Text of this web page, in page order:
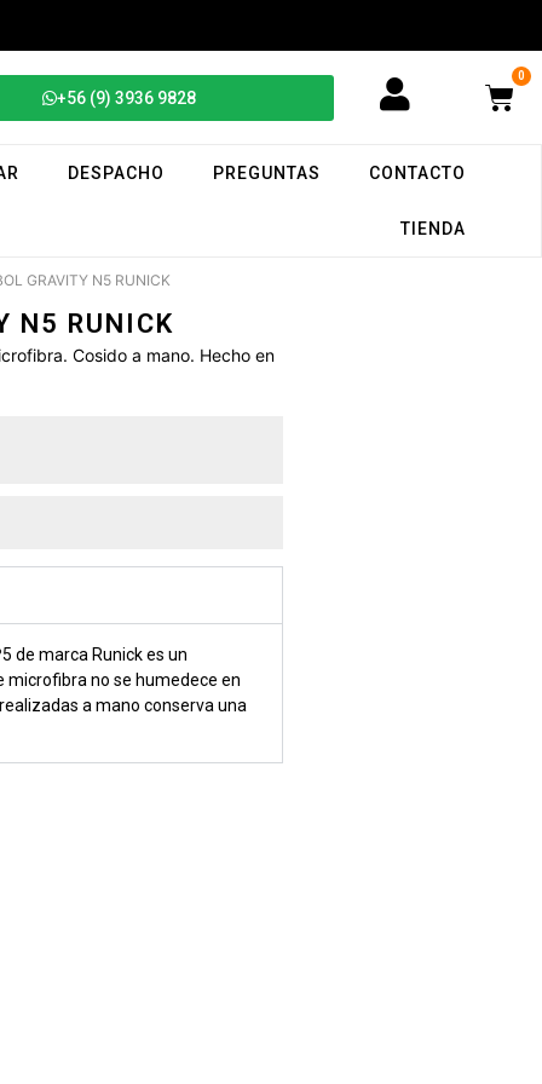
+56 (9) 3936 9828
0
DESPACHO PREGUNTAS CONTACTO
TIENDA
GRAVITY N5 RUNICK
N5 RUNICK
Cosido a mano. Hecho en
de marca Runick es un
microfibra no se humedece en
a mano conserva una